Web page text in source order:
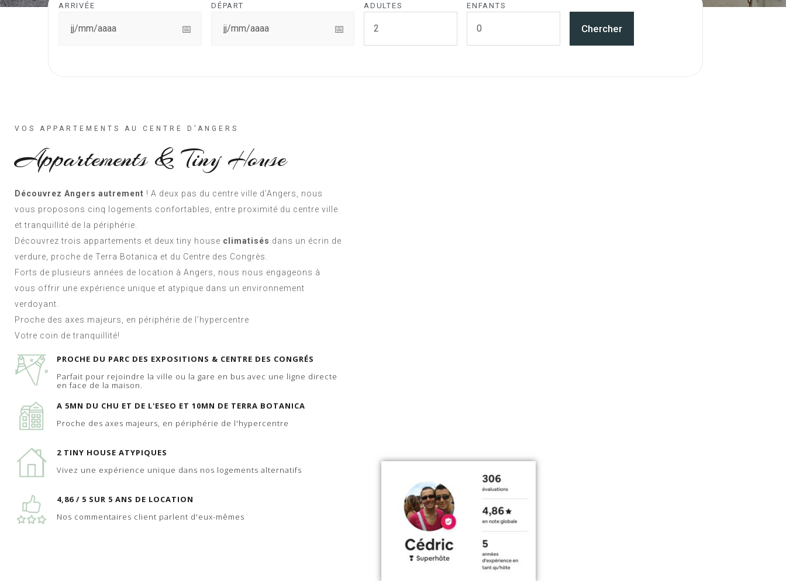
ARRIVÉE
📅
DÉPART
📅
ADULTES ENFANTS
Chercher
VOS APPARTEMENTS AU CENTRE D'ANGERS
Appartements & Tiny House
Découvrez Angers autrement ! A deux pas du centre ville d’Angers, nous
vous proposons cinq logements confortables, entre proximité du centre ville
et tranquillité de la périphérie.
Découvrez trois appartements et deux tiny house climatisés dans un écrin de
verdure, proche de Terra Botanica et du Centre des Congrès.
Forts de plusieurs années de location à Angers, nous nous engageons à
vous offrir une expérience unique et atypique dans un environnement
verdoyant.
Proche des axes majeurs, en périphérie de l’hypercentre
Votre coin de tranquillité!
PROCHE DU PARC DES EXPOSITIONS & CENTRE DES CONGRÉS
Parfait pour rejoindre la ville ou la gare en bus avec une ligne directe
en face de la maison.
A 5MN DU CHU ET DE L'ESEO ET 10MN DE TERRA BOTANICA
Proche des axes majeurs, en périphérie de l'hypercentre
2 TINY HOUSE ATYPIQUES
Vivez une expérience unique dans nos logements alternatifs
4,86 / 5 SUR 5 ANS DE LOCATION
Nos commentaires client parlent d'eux-mêmes